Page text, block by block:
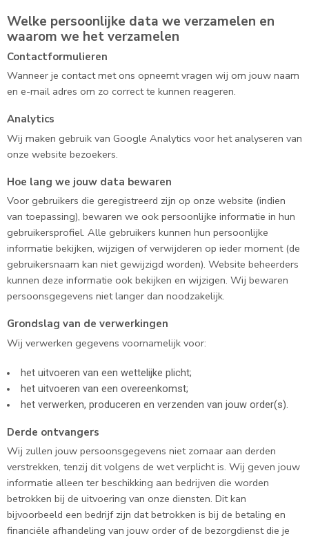
Welke persoonlijke data we verzamelen en
waarom we het verzamelen
Contactformulieren
Wanneer je contact met ons opneemt vragen wij om jouw naam
en e-mail adres om zo correct te kunnen reageren.
Analytics
Wij maken gebruik van Google Analytics voor het analyseren van
onze website bezoekers.
Hoe lang we jouw data bewaren
Voor gebruikers die geregistreerd zijn op onze website (indien
van toepassing), bewaren we ook persoonlijke informatie in hun
gebruikersprofiel. Alle gebruikers kunnen hun persoonlijke
informatie bekijken, wijzigen of verwijderen op ieder moment (de
gebruikersnaam kan niet gewijzigd worden). Website beheerders
kunnen deze informatie ook bekijken en wijzigen. Wij bewaren
persoonsgegevens niet langer dan noodzakelijk.
Grondslag van de verwerkingen
Wij verwerken gegevens voornamelijk voor:
het uitvoeren van een wettelijke plicht;
het uitvoeren van een overeenkomst;
het verwerken, produceren en verzenden van jouw order(s).
Derde ontvangers
Wij zullen jouw persoonsgegevens niet zomaar aan derden
verstrekken, tenzij dit volgens de wet verplicht is. Wij geven jouw
informatie alleen ter beschikking aan bedrijven die worden
betrokken bij de uitvoering van onze diensten. Dit kan
bijvoorbeeld een bedrijf zijn dat betrokken is bij de betaling en
financiële afhandeling van jouw order of de bezorgdienst die je